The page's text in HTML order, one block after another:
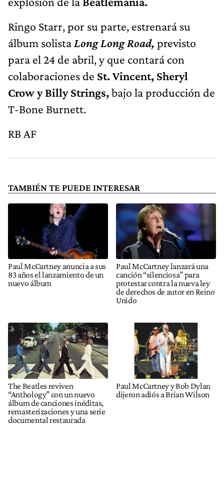
Ringo Starr, por su parte, estrenará su
álbum solistaLong Long Road, previsto
para el 24 de abril, y que contará con
colaboraciones de St. Vincent, Sheryl
Crow y Billy Strings,bajo la producción de
T-Bone Burnett.
RB AF
TAMBIÉN TE PUEDE INTERESAR
Paul McCartney anuncia a sus
83 años el lanzamiento de un
nuevo álbum
Paul McCartney lanzará una
canción “silenciosa” para
protestar contra la nueva ley
de derechos de autor en Reino
Unido
The Beatles reviven
“Anthology” con un nuevo
álbum de canciones inéditas,
remasterizaciones y una serie
documental restaurada
Paul McCartney y Bob Dylan
dijeron adiós a Brian Wilson